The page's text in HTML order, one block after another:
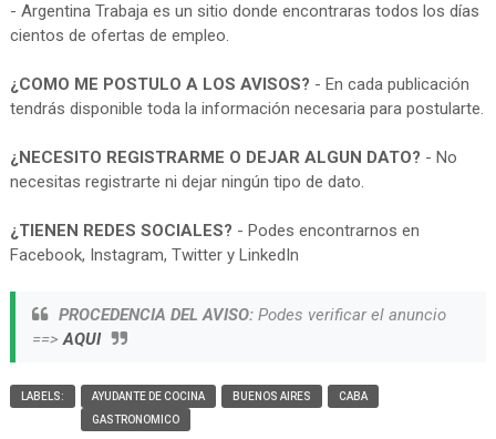
- Argentina Trabaja es un sitio donde encontraras todos los días
cientos de ofertas de empleo.
¿COMO ME POSTULO A LOS AVISOS? - En cada publicación
tendrás disponible toda la información necesaria para postularte.
¿NECESITO REGISTRARME O DEJAR ALGUN DATO? - No
necesitas registrarte ni dejar ningún tipo de dato.
¿TIENEN REDES SOCIALES? - Podes encontrarnos en
Facebook, Instagram, Twitter y LinkedIn
PROCEDENCIA DEL AVISO:Podes verificar el anuncio
==>AQUI
LABELS: AYUDANTE DE COCINA BUENOS AIRES
CABA
GASTRONOMICO